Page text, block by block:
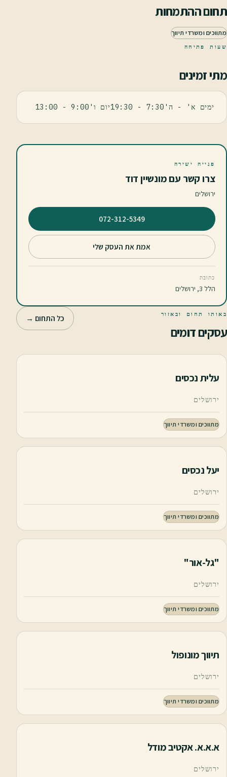
תחום ההתמחות
מתווכים ומשרדי תיווך
שעות פתיחה
מתי זמינים
ימים א' - ה'7:30 - 19:30יום ו'9:00 - 13:00
פנייה ישירה
צרו קשר עם מונשיין דוד
ירושלים
⁦072-312-5349⁩
אמת את העסק שלי
כתובת
הלל 3, ירושלים
באותו תחום ובאזור
עסקים דומים
כל התחום →
עלית נכסים
ירושלים
מתווכים ומשרדי תיווך
יעל נכסים
ירושלים
מתווכים ומשרדי תיווך
"גל-אור"
ירושלים
מתווכים ומשרדי תיווך
תיווך מונופול
ירושלים
מתווכים ומשרדי תיווך
א.א.א. אקטיב מודל
ירושלים